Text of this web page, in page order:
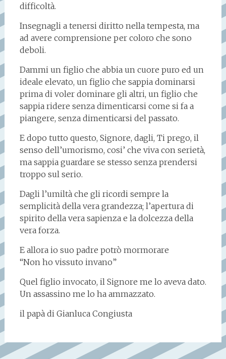
difficoltà.
Insegnagli a tenersi diritto nella tempesta, ma
ad avere comprensione per coloro che sono
deboli.
Dammi un figlio che abbia un cuore puro ed un
ideale elevato, un figlio che sappia dominarsi
prima di voler dominare gli altri, un figlio che
sappia ridere senza dimenticarsi come si fa a
piangere, senza dimenticarsi del passato.
E dopo tutto questo, Signore, dagli, Ti prego, il
senso dell’umorismo, cosi’ che viva con serietà,
ma sappia guardare se stesso senza prendersi
troppo sul serio.
Dagli l’umiltà che gli ricordi sempre la
semplicità della vera grandezza; l’apertura di
spirito della vera sapienza e la dolcezza della
vera forza.
E allora io suo padre potrò mormorare
“Non ho vissuto invano”
Quel figlio invocato, il Signore me lo aveva dato.
Un assassino me lo ha ammazzato.
il papà di Gianluca Congiusta